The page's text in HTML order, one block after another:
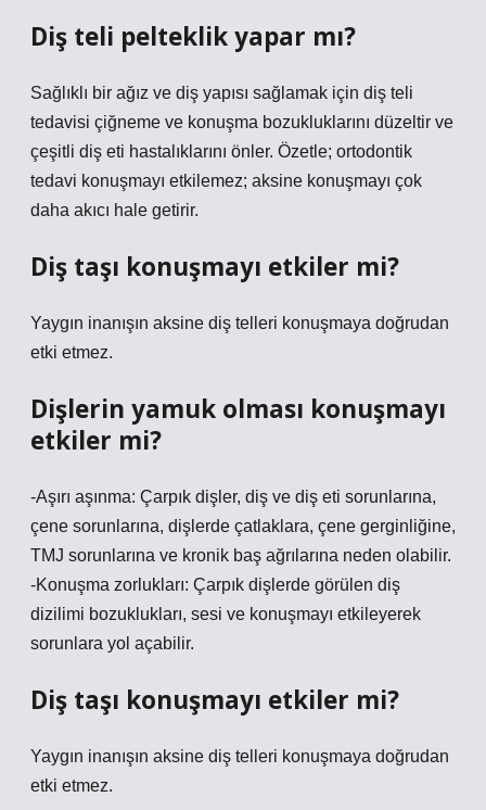
Diş teli pelteklik yapar mı?
Sağlıklı bir ağız ve diş yapısı sağlamak için diş teli
tedavisi çiğneme ve konuşma bozukluklarını düzeltir ve
çeşitli diş eti hastalıklarını önler. Özetle; ortodontik
tedavi konuşmayı etkilemez; aksine konuşmayı çok
daha akıcı hale getirir.
Diş taşı konuşmayı etkiler mi?
Yaygın inanışın aksine diş telleri konuşmaya doğrudan
etki etmez.
Dişlerin yamuk olması konuşmayı
etkiler mi?
-Aşırı aşınma: Çarpık dişler, diş ve diş eti sorunlarına,
çene sorunlarına, dişlerde çatlaklara, çene gerginliğine,
TMJ sorunlarına ve kronik baş ağrılarına neden olabilir.
-Konuşma zorlukları: Çarpık dişlerde görülen diş
dizilimi bozuklukları, sesi ve konuşmayı etkileyerek
sorunlara yol açabilir.
Diş taşı konuşmayı etkiler mi?
Yaygın inanışın aksine diş telleri konuşmaya doğrudan
etki etmez.